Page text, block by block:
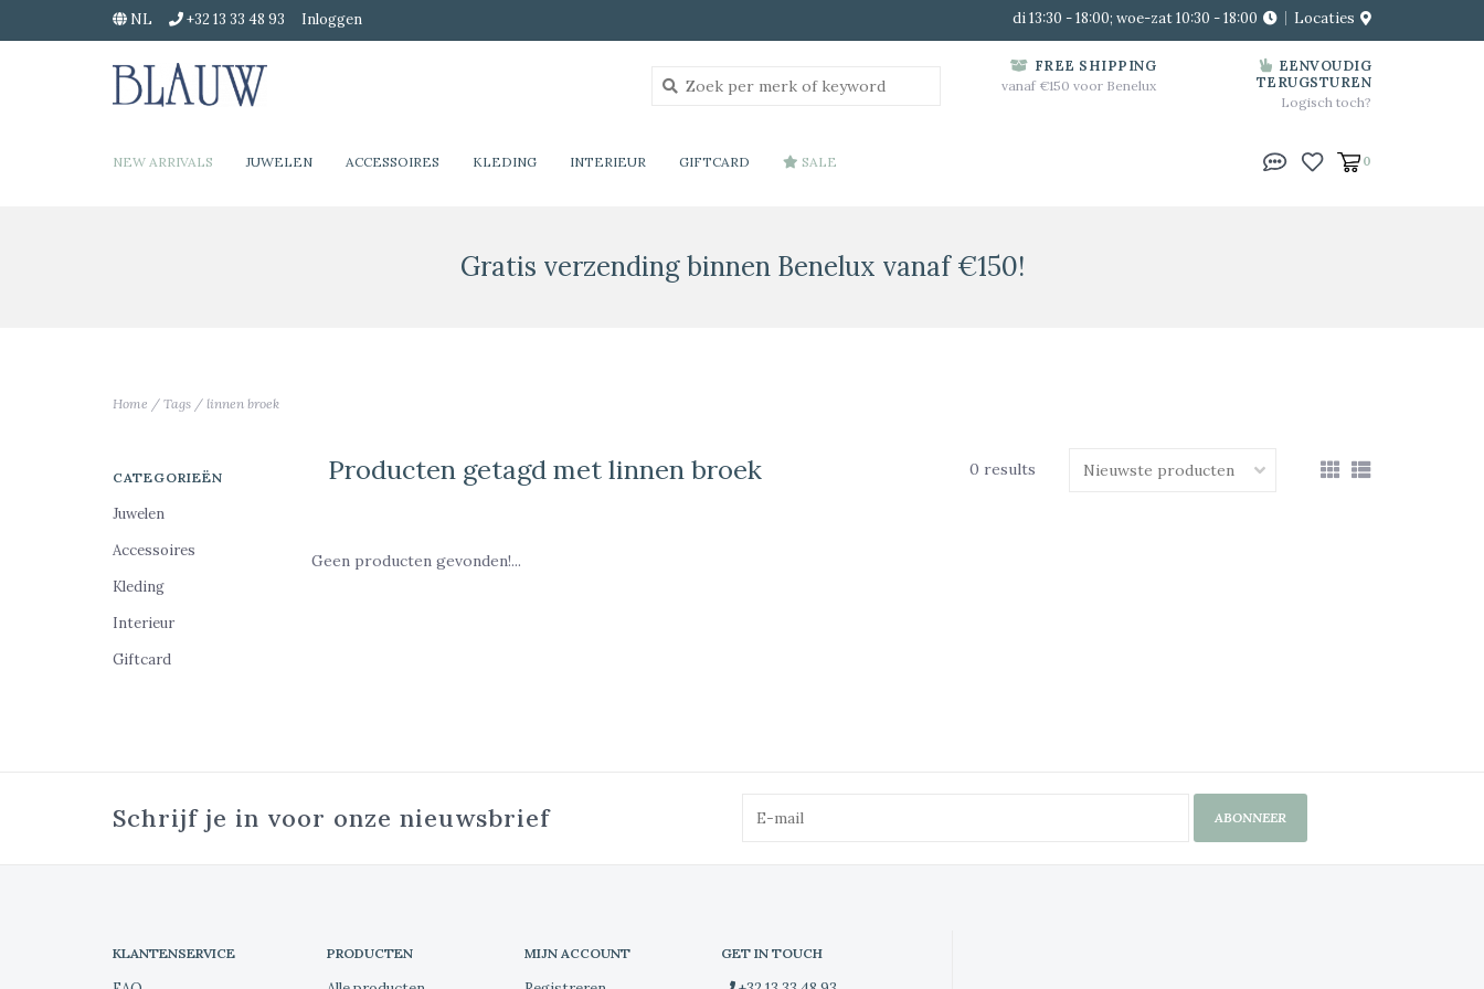
NL +32 13 33 48 93 Inloggen di 13:30 - 18:00; woe-zat 10:30 - 18:00 Locaties
FREE SHIPPING
vanaf €150 voor Benelux
EENVOUDIG
TERUGSTUREN
Logisch toch?
NEW ARRIVALS JUWELEN ACCESSOIRES KLEDING INTERIEUR GIFTCARD SALE 0
Gratis verzending binnen Benelux vanaf €150!
Home / Tags / linnen broek
CATEGORIEËN
Juwelen
Accessoires
Kleding
Interieur
Giftcard
Producten getagd met linnen broek 0 results
Geen producten gevonden!...
Schrijf je in voor onze nieuwsbrief ABONNEER
KLANTENSERVICE PRODUCTEN MIJN ACCOUNT GET IN TOUCH